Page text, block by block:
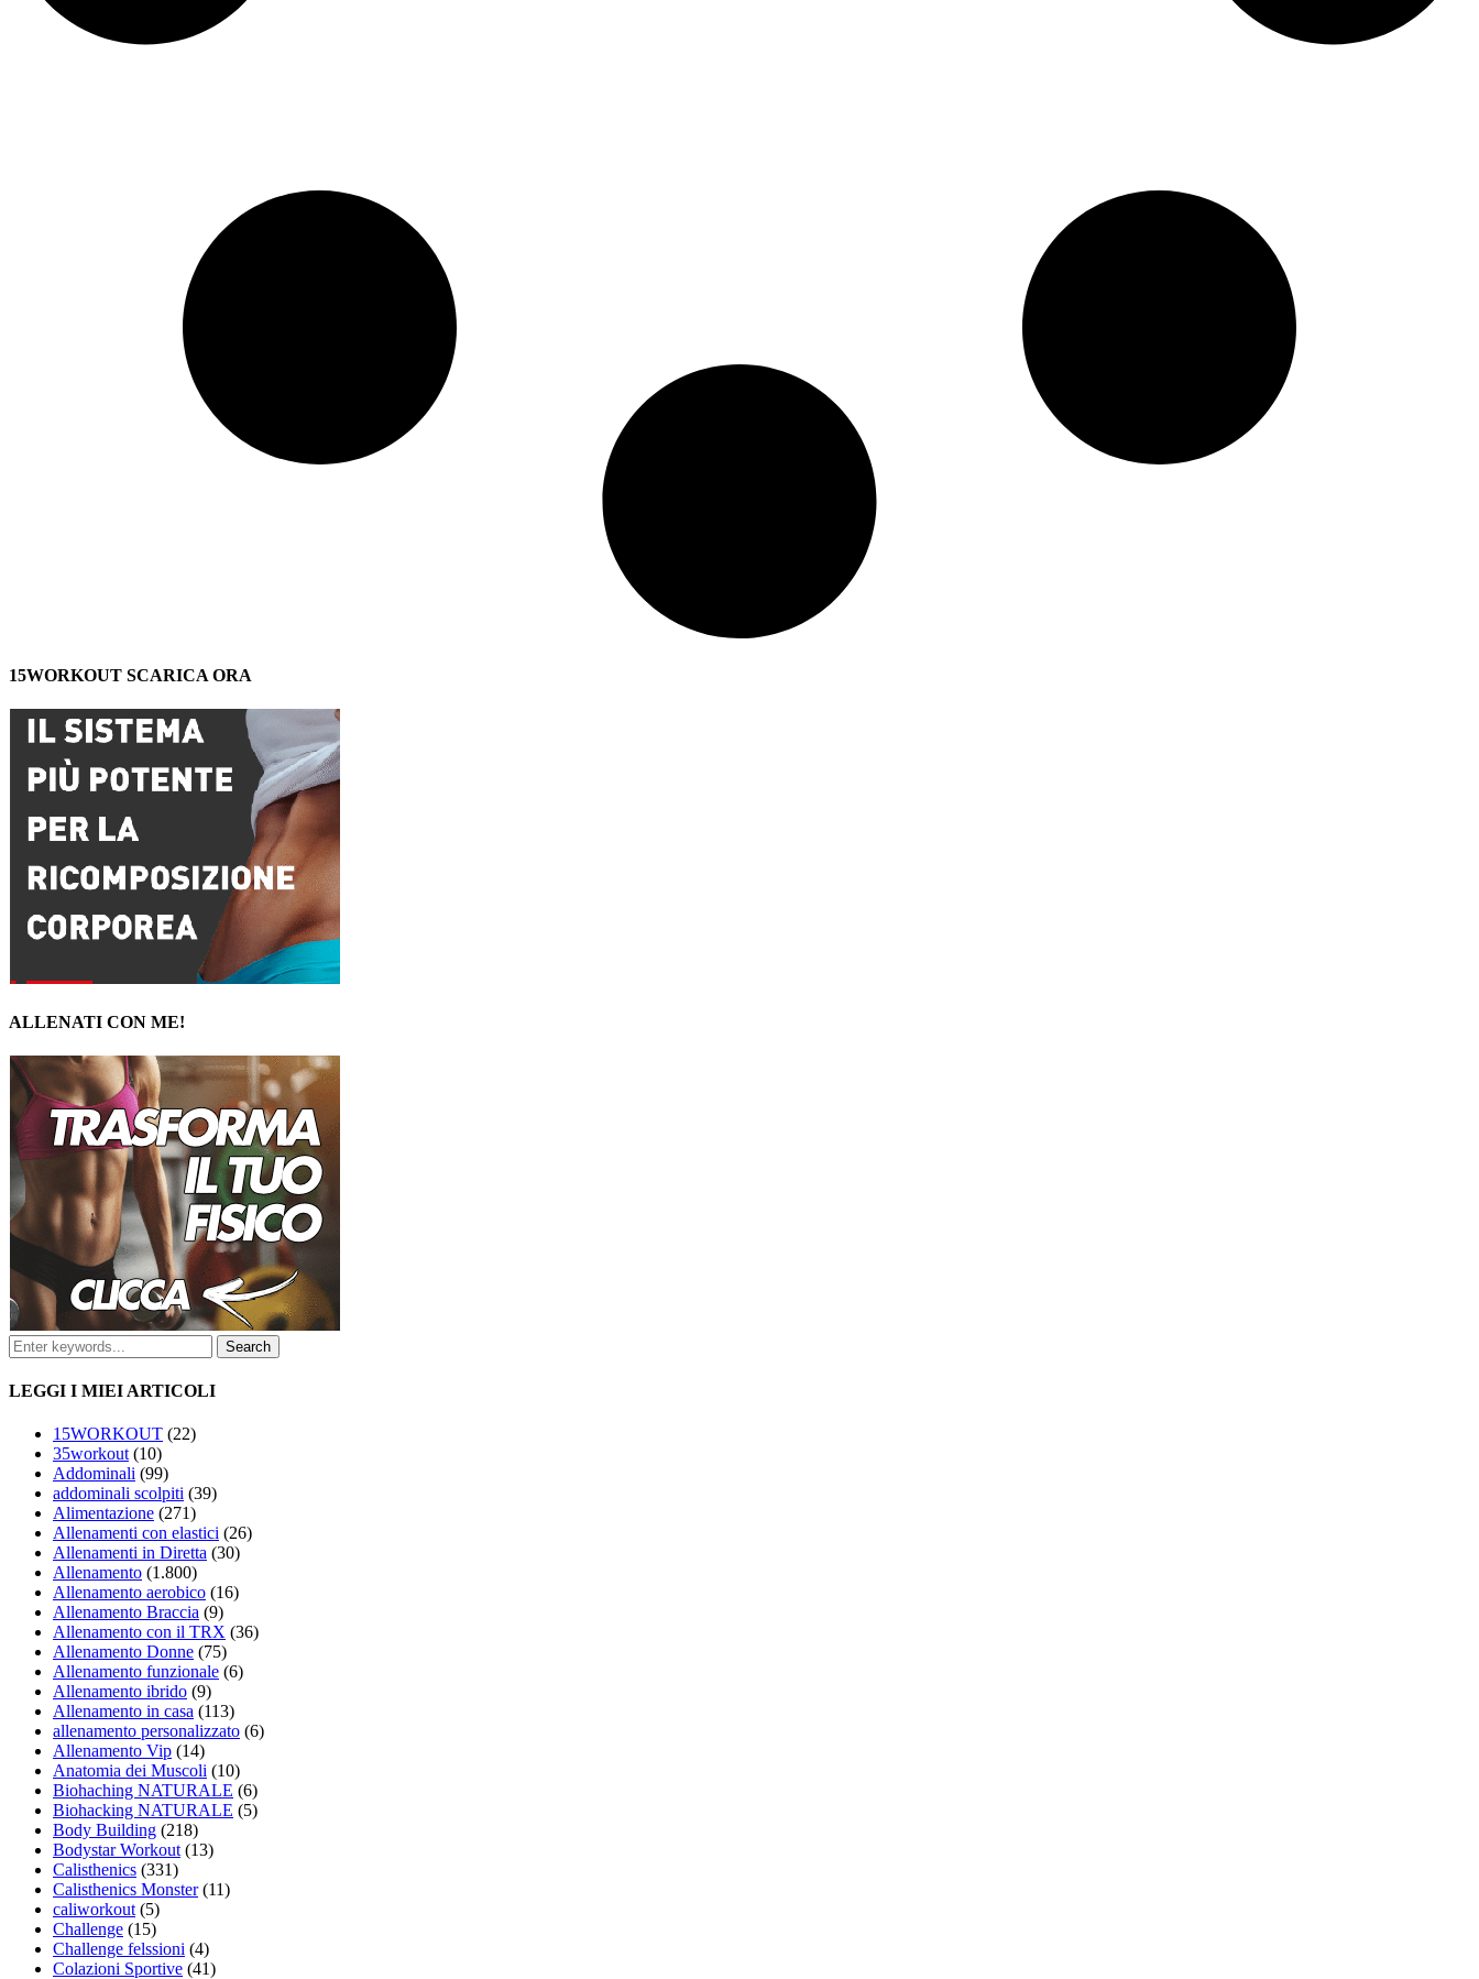
15WORKOUT SCARICA ORA
ALLENATI CON ME!
LEGGI I MIEI ARTICOLI
15WORKOUT (22)
35workout(10)
Addominali (99)
addominali scolpiti (39)
Alimentazione (271)
Allenamenti con elastici (26)
Allenamenti in Diretta (30)
Allenamento (1.800)
Allenamento aerobico (16)
Allenamento Braccia (9)
Allenamento con il TRX (36)
Allenamento Donne (75)
Allenamento funzionale (6)
Allenamento ibrido (9)
Allenamento in casa (113)
allenamento personalizzato (6)
Allenamento Vip (14)
Anatomia dei Muscoli (10)
Biohaching NATURALE (6)
Biohacking NATURALE (5)
Body Building (218)
Bodystar Workout(13)
Calisthenics (331)
Calisthenics Monster(11)
caliworkout(5)
Challenge (15)
Challenge felssioni (4)
Colazioni Sportive (41)